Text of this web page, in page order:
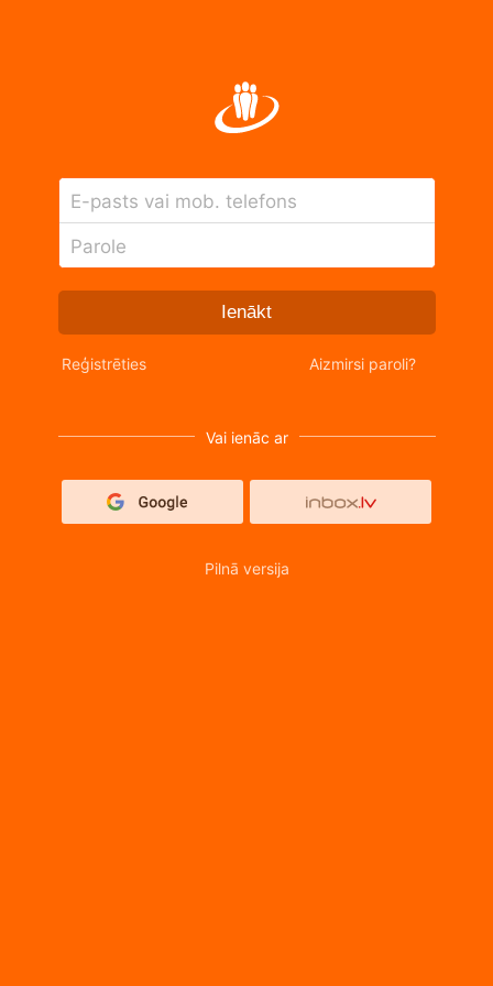
E-pasts vai mob. telefons
Parole
Ienākt
Reģistrēties Aizmirsi paroli?
Vai ienāc ar
Pilnā versija